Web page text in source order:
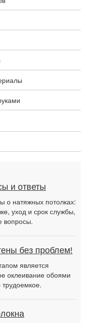
и ответы
о натяжных потолках:
уход и срок службы,
вопросы.
без проблем!
является
оклеивание обоями